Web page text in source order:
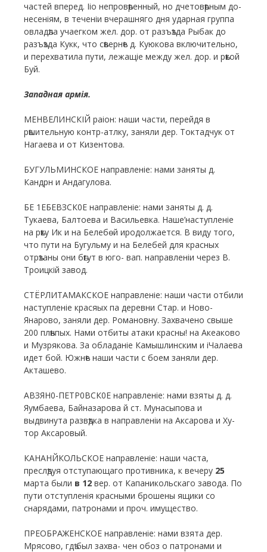
частей вперед. Ііо непровѣренный, но дчетовѣрным до-
несеніям, в теченіи вчерашняго дня ударная группа
овладѣла учаегком жел. дор. от разъѣзда Рыбак до
разъѣзда Кукк, что сѣвернѣе д. Куюкова включительно,
и перехватила пути, лежащіе между жел. дор. и рѣкой
Буй.
Западная армія.
МЕНВЕЛИНСКІЙ раіон: наши части, перейдя в
рѣшительную контр-атлку, заняли дер. Токтадчук от
Нагаева и от Кизентова.
БУГУЛЬМИНСКОЕ направленіе: нами заняты д.
Кандрн и Андагулова.
БЕ 1ЕБЕВЗСК0Е направленіе: нами заняты д. д.
Тукаева, Балтоева и Васильевка. Наше’наступленіе
на рѣку Ик и на Белебѳй иродолжается. В виду того,
что пути на Бугульму и на Белебей для красных
отрѣзаны они бѣгут в юго- вап. направленіи через В.
Троицкій завод.
СТЁРЛИТАМАКСКОЕ направленіе: наши части отбили
наступленіе красяых па деревни Стар. и Ново-
Янарово, заняли дер. Романовну. Захвачено свыше
200 плѣнпых. Нами отбиты атаки красны! на Акеаково
и Музрякова. За обладаніе Камышлинским и іЧалаева
идет бой. Южнѣе наши части с боем заняли дер.
Акташево.
АВЗЯН0-ПЕТР0ВСК0Е направленіе: нами взяты д. д.
Яумбаева, Байназарова й ст. Мунасыпова и
выдвинута развѣдка в направленіи на Аксарова и Ху-
тор Аксаровый.
КАНАНЙКОЛЬСКОЕ направленіе: наши часта,
преслѣдуя отступающаго противника, к вечеру 25
марта были в 12 вер. от Капаникольскаго завода. По
пути отступленія красными брошены ящики со
снарядами, патронами и проч. имущество.
ПРЕОБРАЖЕНСКОЕ направленіе: нами взята дер.
Мрясово, гдѣ был захва- чен обоз о патронами и